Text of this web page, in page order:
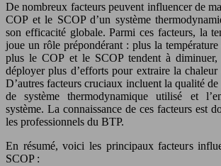
De nombreux facteurs peuvent influencer de
COP et le SCOP d’un système
son efficacité globale. Parmi ces facteurs, la
joue un rôle prépondérant : plus la température
plus le COP et le SCOP tendent à
déployer plus d’efforts pour extraire la chaleur
D’autres facteurs cruciaux incluent la qualité
de système thermodynamique utilisé et
système. La connaissance de ces facteurs est
les professionnels du BTP.
En résumé, voici les principaux facteurs
SCOP :